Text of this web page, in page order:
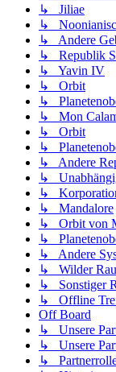
↳ Jiliae
↳
↳ Andere
↳ Republik
↳ Yavin IV
↳ Orbit
↳
↳ Mon
↳ Orbit
↳
↳ Andere
↳
↳
↳ Mandalore
↳ Orbit von
↳
↳ Andere
↳ Wilder
↳ Sonstiger
↳ Offline
Off Board
↳ Unsere
↳ Unsere
↳